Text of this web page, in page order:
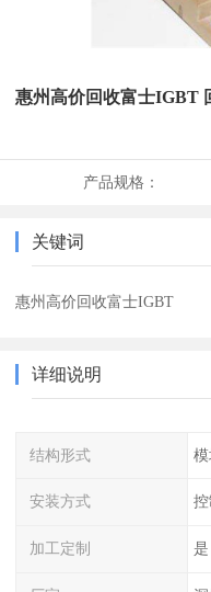
惠州高价回收富士IGBT
产品规格：
关键词
惠州高价回收富士IGBT
详细说明
结构形式
安装方式
加工定制 是